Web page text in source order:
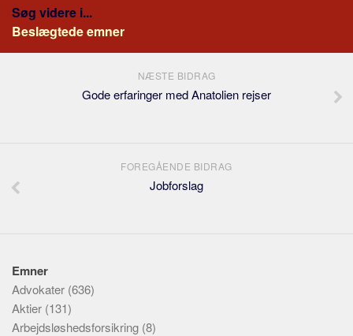
Søg videre i...
Beslægtede emner
NÆSTE BIDRAG
Gode erfaringer med Anatolien rejser
FOREGÅENDE BIDRAG
Jobforslag
Emner
Advokater (636)
Aktier (131)
Arbejdsløshedsforsikring (8)